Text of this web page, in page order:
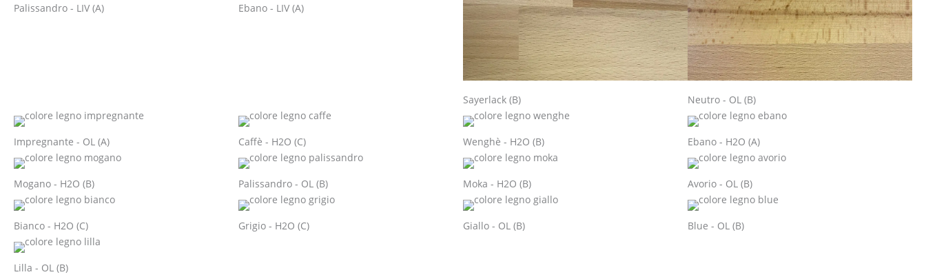
Palissandro - LIV (A) Ebano - LIV (A)
Sayerlack (B) Neutro - OL (B)
Impregnante - OL (A) Caffè - H2O (C) Wenghè - H2O (B) Ebano - H2O (A)
Mogano - H2O (B) Palissandro - OL (B) Moka - H2O (B) Avorio - OL (B)
Bianco - H2O (C) Grigio - H2O (C) Giallo - OL (B) Blue - OL (B)
Lilla - OL (B)